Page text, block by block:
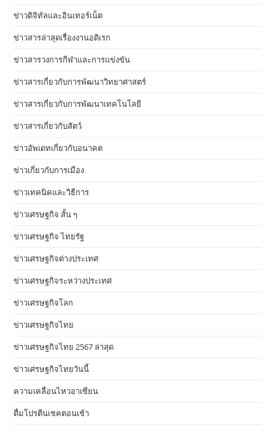
ข่าวดิจิทัลและอินเทอร์เน็ต
ข่าวสารล่าสุดเรื่องงานอดิเรก
ข่าวสารวงการกีฬาและการแข่งขัน
ข่าวสารเกี่ยวกับการพัฒนาวิทยาศาสตร์
ข่าวสารเกี่ยวกับการพัฒนาเทคโนโลยี
ข่าวสารเกี่ยวกับสัตว์
ข่าวอัพเดทเกี่ยวกับอนาคต
ข่าวเกี่ยวกับการเมือง
ข่าวเทคนิคและวิธีการ
ข่าวเศรษฐกิจ สั้น ๆ
ข่าวเศรษฐกิจ ไทยรัฐ
ข่าวเศรษฐกิจต่างประเทศ
ข่าวเศรษฐกิจระหว่างประเทศ
ข่าวเศรษฐกิจโลก
ข่าวเศรษฐกิจไทย
ข่าวเศรษฐกิจไทย 2567 ล่าสุด
ข่าวเศรษฐกิจไทยวันนี้
ความเคลื่อนไหวอาเซียน
ดื่มโปรตีนเชคตอนเช้า